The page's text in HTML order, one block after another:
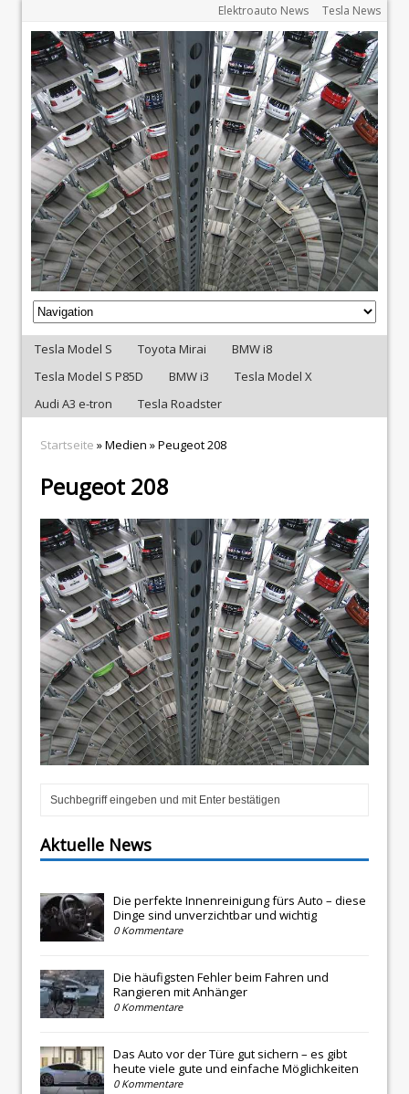
Elektroauto News Tesla News
Tesla Model S Toyota Mirai
BMW i8
Tesla Model S P85D
BMW i3
Tesla Model X
Audi A3 e-tron
Tesla Roadster
Startseite » Medien » Peugeot 208
Peugeot 208
Aktuelle News
Die perfekte Innenreinigung fürs Auto – diese
Dinge sind unverzichtbar und wichtig
0 Kommentare
Die häufigsten Fehler beim Fahren und
Rangieren mit Anhänger
0 Kommentare
Das Auto vor der Türe gut sichern – es gibt
heute viele gute und einfache Möglichkeiten
0 Kommentare